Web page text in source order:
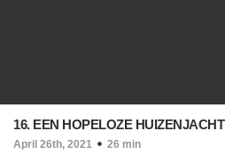
16. EEN HOPELOZE HUIZENJACHT
April 26th, 2021 26 min